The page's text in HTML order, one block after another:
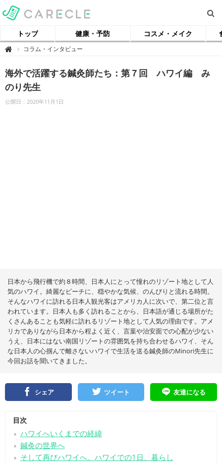
トップ 健康・予防 コスメ・メイク
 【
ル
】
コラム・インタビュー
海外で活躍する鍼灸師たち：第７回 ハワイ編 み
のり先生
公開日：2020年11月1日
日本から飛行機で約８時間、日本人にとって憧れのリゾート地として人
気のハワイ。綺麗なビーチに、穏やかな気候、のんびりと流れる時間。
そんなハワイに訪れる日本人観光客はアメリカ人に次いで、第二位と言
われています。日本人も多く訪れることから、日本語が通じる場所がた
くさんあることも気軽に訪れるリゾート地として人気の理由です。アメ
リカでありながら日本から程よく近く、言葉や治安面での心配が少ない
うえ、日本にはない南国リゾートの雰囲気を持ち合わせるハワイ、そん
な日本人の心掴んで離さないハワイで生活を送る鍼灸師のMinori先生に
今回お話を聞いてきました。
シェア ツイート 友達になる
目次
ハワイへいくまでの経緯
鍼灸の世界へ
そして再びハワイへ。ハワイでの1日、暮らし